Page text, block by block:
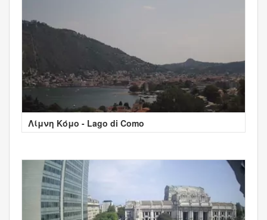
Λίμνη Κόμο - Lago di Como